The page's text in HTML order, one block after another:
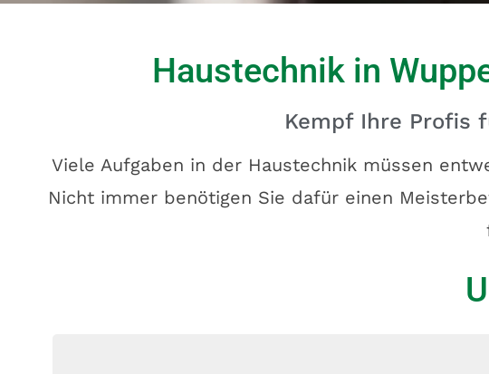
Haustechnik in
Kempf Ihre Profis
Viele Aufgaben in der Haustechnik müssen
Nicht immer benötigen Sie dafür einen